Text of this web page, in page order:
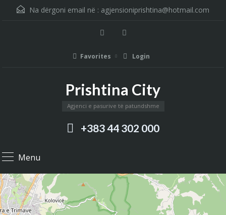
Na dërgoni email në : agjensioniprishtina@hotmail.com
Favorites Login
Prishtina City
Agjenci e pasurive të patundshme
+383 44 302 000
Menu